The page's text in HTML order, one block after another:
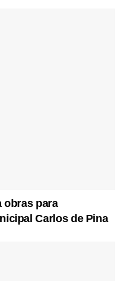
obras para
Carlos de Pina